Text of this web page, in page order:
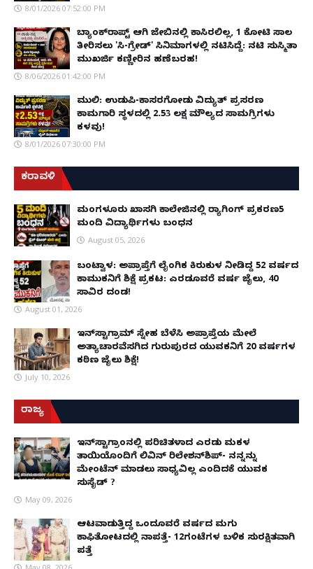
8/01/2026 07:52:00 PM
ಬ್ಯಾಂಕ್‌ರಾಪ್ಟ್‌ ಆಗಿ ಜೇಬಿನಲ್ಲಿ ಕಾಸಿರಲಿಲ್ಲ, ₹1 ಕೋಟಿ ಸಾಲ
ತೀರಿಸಲು 'ಸಿ-ಗ್ರೇಡ್' ಸಿನಿಮಾಗಳಲ್ಲಿ ನಟಿಸಿದ್ದೆ: ನಟಿ ಸುಸ್ಮಿತಾ
ಮುಖರ್ಜಿ ಕಣ್ಣೀರಿನ ಹಣೆಬರಹ!
8/06/2026 01:42:00 PM
ಮುಲ್ಕಿ: ಉಡುಪಿ-ಕಾಸರಗೋಡು ವಿದ್ಯುತ್ ಪ್ರಸರಣ
ಕಾಮಗಾರಿ ಸ್ಥಳದಲ್ಲಿ ₹2.53 ಲಕ್ಷ ಮೌಲ್ಯದ ಸಾಮಗ್ರಿಗಳು
ಕಳವು!
8/01/2026 07:30:00 PM
ಕರಾವಳಿ
ಮಂಗಳೂರು ಖಾಸಗಿ ಕಾಲೇಜಿನಲ್ಲಿ ರ‌್ಯಾಗಿಂಗ್ ಪ್ರಕರಣ5
ಮಂದಿ ವಿದ್ಯಾರ್ಥಿಗಳು ಬಂಧನ
August 05, 2026
ಬಂಟ್ವಾಳ: ಅಪ್ರಾಪ್ತೆಗೆ ಲೈಂಗಿಕ ಕಿರುಕುಳ ನೀಡಿದ್ದ 52 ವರ್ಷದ
ಕಾಮುಕನಿಗೆ ಶಿಕ್ಷೆ ಪ್ರಕಟ: ಎರಡೂವರೆ ವರ್ಷ ಜೈಲು, ₹40
ಸಾವಿರ ದಂಡ!
August 01, 2026
ಇನ್‌ಸ್ಟಾಗ್ರಾಮ್ ಸ್ನೇಹ ಬೆಳೆಸಿ ಅಪ್ರಾಪ್ತೆಯ ಮೇಲೆ
ಅತ್ಯಾಚಾರವೆಸಗಿದ ಗುರುಪುರದ ಯುವಕನಿಗೆ 20 ವರ್ಷಗಳ
ಕಠಿಣ ಜೈಲು ಶಿಕ್ಷೆ!
July 10, 2026
ರಾಜ್ಯ
ಇನ್​ಸ್ಟಾಗ್ರಾಂನಲ್ಲಿ ಪರಿಚಿತಳಾದ ಎರಡು ಮಕ್ಕಳ
ತಾಯಿಯೊಂದಿಗೆ ಲಿವಿನ್ ರಿಲೇಶನ್​ಶಿಪ್- ನನ್ನನ್ನು
ಮೇಂಟೆನ್ ಮಾಡಲು ಸಾಧ್ಯವಿಲ್ಲ ಎಂದಿದಕ್ಕೆ ಯುವಕ
ಸುಸೈಡ್ ?
May 09, 2026
ಆಟವಾಡುತ್ತಿದ್ದ ಒಂದೂವರೆ ವರ್ಷದ ಮಗು
ಕಾಫಿತೋಟದಲ್ಲಿ ನಾಪತ್ತೆ- 12ಗಂಟೆಗಳ ಬಳಿಕ ಸುರಕ್ಷಿತವಾಗಿ
ಪತ್ತೆ